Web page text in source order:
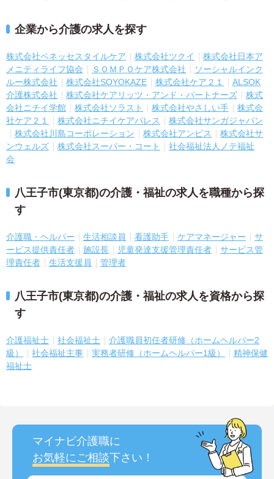
企業から介護の求人を探す
株式会社ベネッセスタイルケア 株式会社ツクイ
株式会社日本ア
メニティライフ協会
ＳＯＭＰＯケア株式会社
ソーシャルインク
ルー株式会社
株式会社SOYOKAZE 株式会社ケア２１
ALSOK
介護株式会社
株式会社ケアリッツ・アンド・パートナーズ
株式
会社ニチイ学館
株式会社ソラスト 株式会社やさしい手
株式会
社ケア２１
株式会社ニチイケアパレス
株式会社サンガジャパン
株式会社川島コーポレーション
株式会社アンビス
株式会社サ
ンウェルズ
株式会社スーパー・コート
社会福祉法人ノテ福祉
会
八王子市(東京都)の介護・福祉の求人を職種から探
す
介護職・ヘルパー 生活相談員 看護助手 ケアマネージャー
サ
ービス提供責任者
施設長 児童発達支援管理責任者
サービス管
理責任者
生活支援員 管理者
八王子市(東京都)の介護・福祉の求人を資格から探
す
介護福祉士 社会福祉士
介護職員初任者研修（ホームヘルパー2
級）
社会福祉主事 実務者研修（ホームヘルパー1級）
精神保健
福祉士
マイナビ介護職に
お気軽にご相談下さい！